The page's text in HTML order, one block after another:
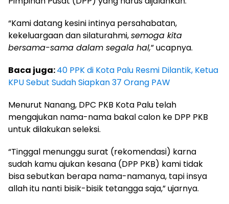
“Kami datang kesini intinya persahabatan,
kekeluargaan dan silaturahmi,semoga kita
bersama-sama dalam segala hal,” ucapnya.
Baca juga:40 PPK di Kota Palu Resmi Dilantik, Ketua
KPU Sebut Sudah Siapkan 37 Orang PAW
Menurut Nanang, DPC PKB Kota Palu telah
mengajukan nama-nama bakal calon ke DPP PKB
untuk dilakukan seleksi.
“Tinggal menunggu surat (rekomendasi) karna
sudah kamu ajukan kesana (DPP PKB) kami tidak
bisa sebutkan berapa nama-namanya, tapi insya
allah itu nanti bisik-bisik tetangga saja,” ujarnya.